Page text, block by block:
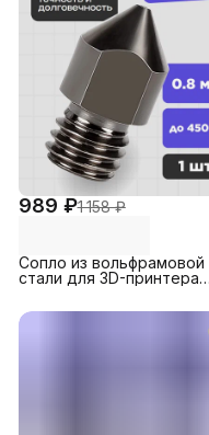
989 ₽1 158 ₽
Сопло из вольфрамовой
стали для 3D-принтера